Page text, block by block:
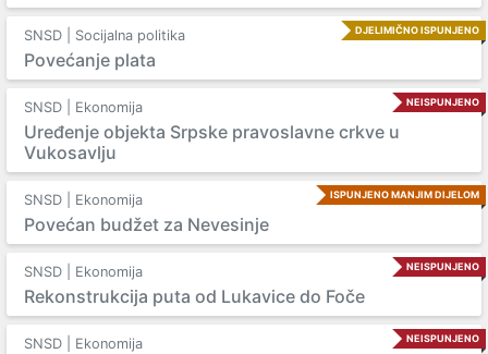
DJELIMIČNO ISPUNJENO
SNSD | Socijalna politika
Povećanje plata
NEISPUNJENO
SNSD | Ekonomija
Uređenje objekta Srpske pravoslavne crkve u
Vukosavlju
ISPUNJENO MANJIM DIJELOM
SNSD | Ekonomija
Povećan budžet za Nevesinje
NEISPUNJENO
SNSD | Ekonomija
Rekonstrukcija puta od Lukavice do Foče
NEISPUNJENO
SNSD | Ekonomija